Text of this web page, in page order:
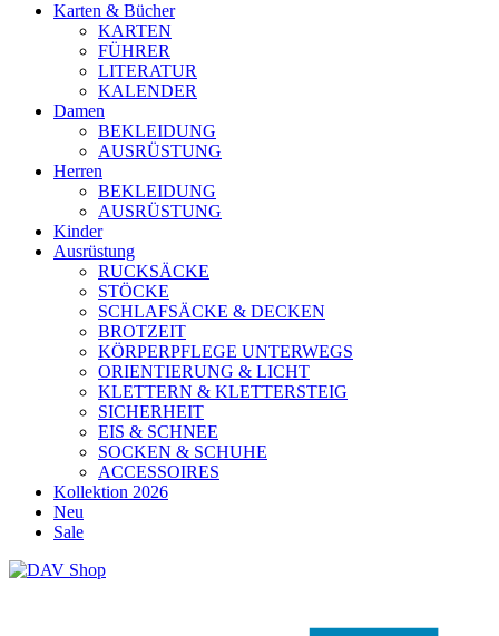
Karten & Bücher
KARTEN
FÜHRER
LITERATUR
KALENDER
Damen
BEKLEIDUNG
AUSRÜSTUNG
Herren
BEKLEIDUNG
AUSRÜSTUNG
Kinder
Ausrüstung
RUCKSÄCKE
STÖCKE
SCHLAFSÄCKE & DECKEN
BROTZEIT
KÖRPERPFLEGE UNTERWEGS
ORIENTIERUNG & LICHT
KLETTERN & KLETTERSTEIG
SICHERHEIT
EIS & SCHNEE
SOCKEN & SCHUHE
ACCESSOIRES
Kollektion 2026
Neu
Sale